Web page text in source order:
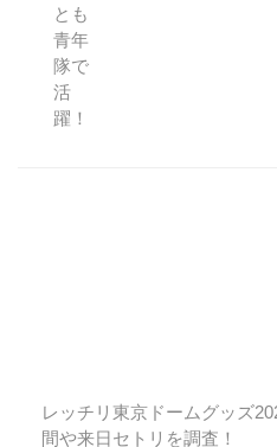
レッチリ東京ドームグッズ
間や来日セトリを調査！